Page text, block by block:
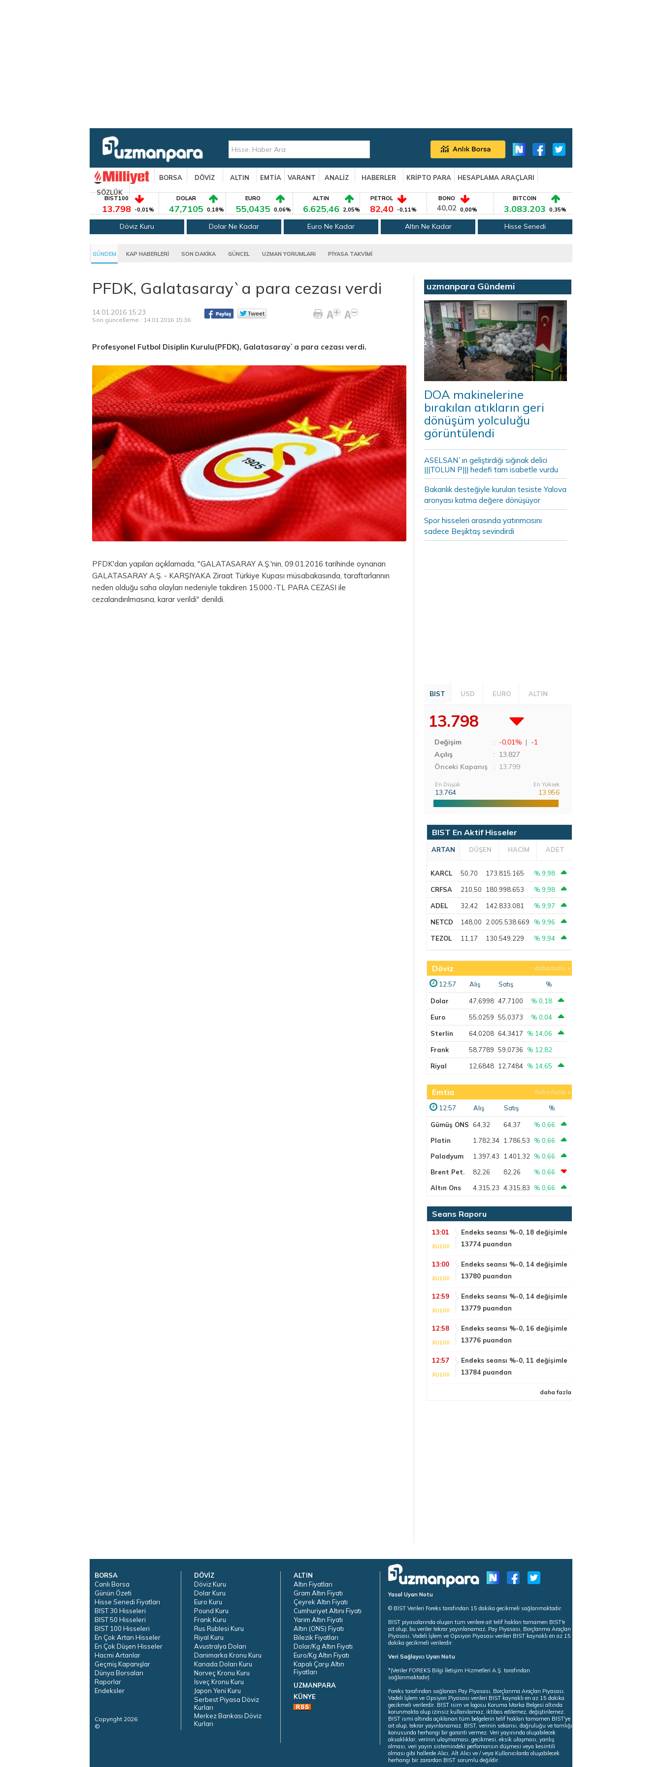
BORSA DÖVİZ ALTIN EMTİA VARANT ANALİZ HABERLER KRİPTO PARA
HESAPLAMA ARAÇLARI
SÖZLÜK
BIST100
13.798 -0,01%
DOLAR
47,7105 0,18%
EURO
55,0435 0,06%
ALTIN
6.625,46 2,05%
PETROL
82,40 -0,11%
BONO
40,02 0,00%
BITCOIN
3.083.203 0,35%
Döviz Kuru Dolar Ne Kadar Euro Ne Kadar Altın Ne Kadar Hisse Senedi
GÜNDEM KAP HABERLERİ SON DAKİKA GÜNCEL UZMAN YORUMLARI PİYASA TAKVİMİ
PFDK, Galatasaray`a para cezası verdi
14.01.2016 15:23
Son güncelleme : 14.01.2016 15:36
Profesyonel Futbol Disiplin Kurulu(PFDK), Galatasaray`a para cezası verdi.
PFDK'dan yapılan açıklamada, "GALATASARAY A.Ş.'nin, 09.01.2016 tarihinde oynanan
GALATASARAY A.Ş. - KARŞIYAKA Ziraat Türkiye Kupası müsabakasında, taraftarlarının
neden olduğu saha olayları nedeniyle takdiren 15.000.-TL PARA CEZASI ile
cezalandırılmasına, karar verildi" denildi.
uzmanpara Gündemi
DOA makinelerine
bırakılan atıkların geri
dönüşüm yolculuğu
görüntülendi
ASELSAN`ın geliştirdiği sığınak delici
|||TOLUN P||| hedefi tam isabetle vurdu
Bakanlık desteğiyle kurulan tesiste Yalova
aronyası katma değere dönüşüyor
Spor hisseleri arasında yatırımcısını
sadece Beşiktaş sevindirdi
BIST USD EURO ALTIN
13.798
Değişim : -0,01% | -1
Açılış
: 13.827
Önceki Kapanış
: 13.799
En Düşük
13.764
En Yüksek
13.956
BIST En Aktif Hisseler
ARTAN DÜŞEN HACİM ADET
KARCL 50,70 173.815.165 % 9,98
CRFSA 210,50 180.998.653 % 9,98
ADEL 32,42 142.833.081 % 9,97
NETCD 148,00 2.005.538.669 % 9,96
TEZOL 11,17 130.549.229 % 9,94
Döviz daha fazla
12:57 Alış Satış %
Dolar 47,6998 47,7100 % 0,18
Euro 55,0259 55,0373 % 0,04
Sterlin 64,0208 64,3417 % 14,06
Frank 58,7789 59,0736 % 12,82
Riyal 12,6848 12,7484 % 14,65
Emtia daha fazla
12:57 Alış Satış %
Gümüş ONS 64,32 64,37
% 0,66
Platin
1.782,34 1.786,53
% 0,66
Paladyum
1.397,43 1.401,32
% 0,66
Brent Pet.
82,26 82,26
% 0,66
Altın Ons
4.315,23 4.315,83 % 0,66
Seans Raporu
13:01
XU100
Endeks seansı %-0, 18 değişimle
13774 puandan
13:00
XU100
Endeks seansı %-0, 14 değişimle
13780 puandan
12:59
XU100
Endeks seansı %-0, 14 değişimle
13779 puandan
12:58
XU100
Endeks seansı %-0, 16 değişimle
13776 puandan
12:57
XU100
Endeks seansı %-0, 11 değişimle
13784 puandan
daha fazla
BORSA
Canlı Borsa
Günün Özeti
Hisse Senedi Fiyatları
BIST 30 Hisseleri
BIST 50 Hisseleri
BIST 100 Hisseleri
En Çok Artan Hisseler
En Çok Düşen Hisseler
Hacmi Artanlar
Geçmiş Kapanışlar
Dünya Borsaları
Raporlar
Endeksler
Copyright 2026
©
DÖVİZ
Döviz Kuru
Dolar Kuru
Euro Kuru
Pound Kuru
Frank Kuru
Rus Rublesi Kuru
Riyal Kuru
Avustralya Doları
Danimarka Kronu Kuru
Kanada Doları Kuru
Norveç Kronu Kuru
İsveç Kronu Kuru
Japon Yeni Kuru
Serbest Piyasa Döviz
Kurları
Merkez Bankası Döviz
Kurları
ALTIN
Altın Fiyatları
Gram Altın Fiyatı
Çeyrek Altın Fiyatı
Cumhuriyet Altını Fiyatı
Yarım Altın Fiyatı
Altın (ONS) Fiyatı
Bilezik Fiyatları
Dolar/Kg Altın Fiyatı
Euro/Kg Altın Fiyatı
Kapalı Çarşı Altın
Fiyatları
UZMANPARA
KÜNYE
Yasal Uyarı Notu
© BİST Verileri Foreks tarafından 15 dakika gecikmeli sağlanmaktadır.
BIST piyasalarında oluşan tüm verilere ait telif hakları tamamen BIST'e
ait olup, bu veriler tekrar yayınlanamaz. Pay Piyasası, Borçlanma Araçları
Piyasası, Vadeli İşlem ve Opsiyon Piyasası verileri BIST kaynaklı en az 15
dakika gecikmeli verilerdir.
Veri Sağlayıcı Uyarı Notu
*(Veriler FOREKS Bilgi İletişim Hizmetleri A.Ş. tarafından
sağlanmaktadır)
Foreks tarafından sağlanan Pay Piyasası, Borçlanma Araçları Piyasası,
Vadeli İşlem ve Opsiyon Piyasası verileri BIST kaynaklı en az 15 dakika
gecikmeli verilerdir. BIST isim ve logosu Koruma Marka Belgesi altında
korunmakta olup izinsiz kullanılamaz, iktibas edilemez, değiştirilemez.
BIST ismi altında açıklanan tüm belgelerin telif hakları tamamen BIST'ye
ait olup, tekrar yayınlanamaz. BIST, verinin sekansı, doğruluğu ve tamlığı
konusunda herhangi bir garanti vermez. Veri yayınında oluşabilecek
aksaklıklar, verinin ulaşmaması, gecikmesi, eksik ulaşması, yanlış
olması, veri yayın sistemindeki perfomansın düşmesi veya kesintili
olması gibi hallerde Alıcı, Alt Alıcı ve / veya Kullanıcılarda oluşabilecek
herhangi bir zarardan BIST sorumlu değildir.